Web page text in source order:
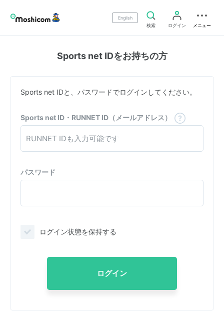
English
検索
ログイン メニュー
Sports net IDをお持ちの方
Sports net IDと、パスワードでログインしてください。
Sports net ID・RUNNET ID（メールアドレス）
パスワード
ログイン状態を保持する
ログイン